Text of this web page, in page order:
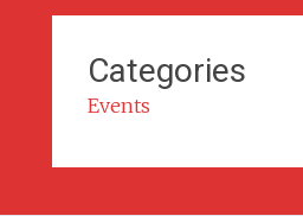
Categories
Events